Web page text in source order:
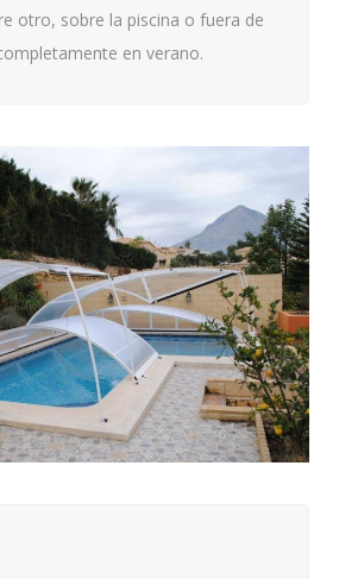
otro, sobre la piscina o fuera de
en verano.